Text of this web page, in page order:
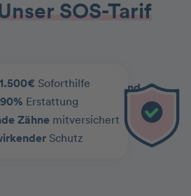
SOS-Tarif
1.500€ Soforthilfe
Erstattung
Zähne mitversichert
Schutz